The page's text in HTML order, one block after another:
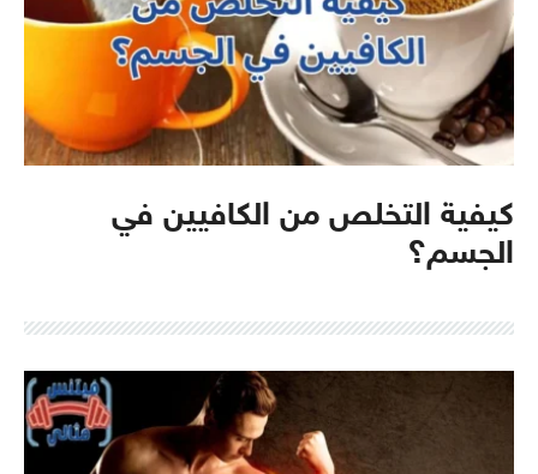
كيفية التخلص من الكافيين في
الجسم؟